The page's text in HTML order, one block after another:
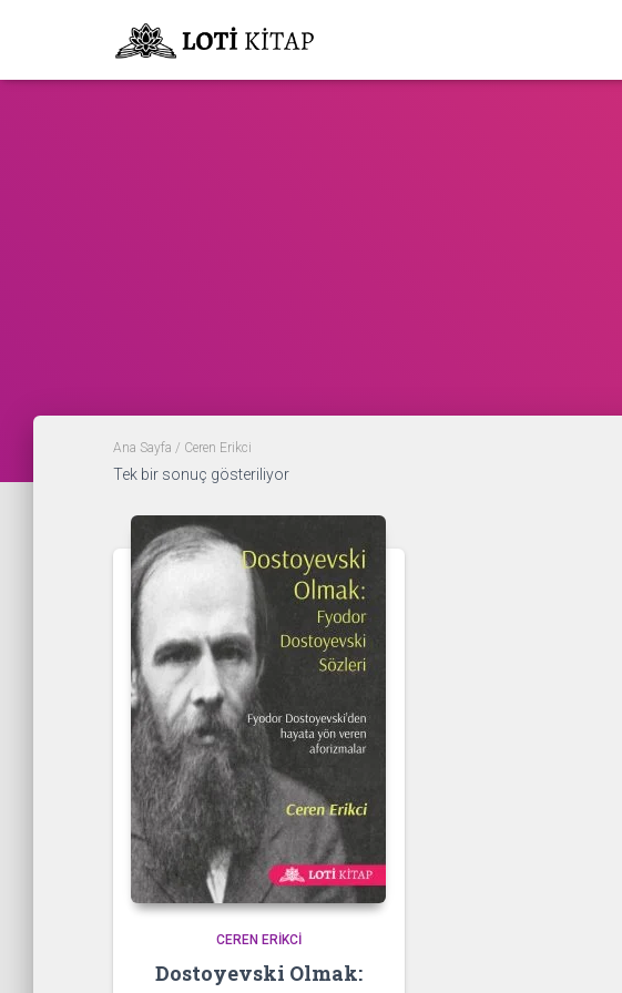
Ana Sayfa / Ceren Erikci
Tek bir sonuç gösteriliyor
CEREN ERIKCI
Dostoyevski Olmak: